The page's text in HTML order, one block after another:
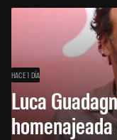
HACE 1 DÍA
Luca